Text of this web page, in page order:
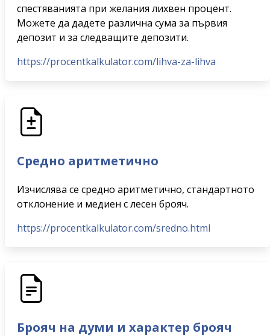
спестяванията при желания лихвен процент.
Можете да дадете различна сума за първия
депозит и за следващите депозити.
https://procentkalkulator.com/lihva-za-lihva
Средно аритметично
Изчислява се средно аритметично, стандартното
отклонение и медиен с лесен брояч.
https://procentkalkulator.com/sredno.html
Брояч на думи и характер брояч